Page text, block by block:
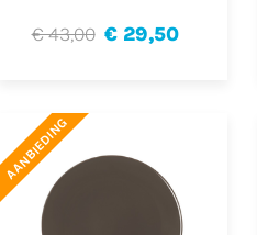
€ 43,00 € 29,50
AANBIEDING